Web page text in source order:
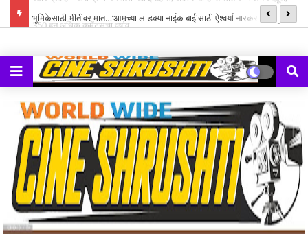
भूमिकेसाठी भीतीवर मात…‘आमच्या लाडक्या नाईक बाई'साठी ऐश्वर्या नारकर यांनी पुन्हा